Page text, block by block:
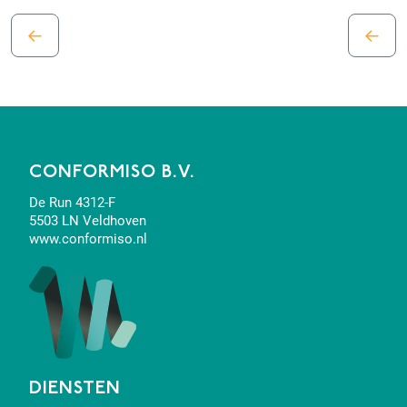
← ←
CONFORMISO B.V.
De Run 4312-F
5503 LN Veldhoven
www.conformiso.nl
DIENSTEN